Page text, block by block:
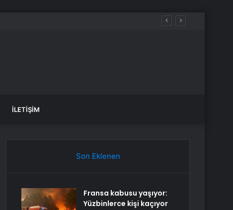
İLETIŞIM
Son Eklenen
Fransa kabusu yaşıyor:
Yüzbinlerce kişi kaçıyor